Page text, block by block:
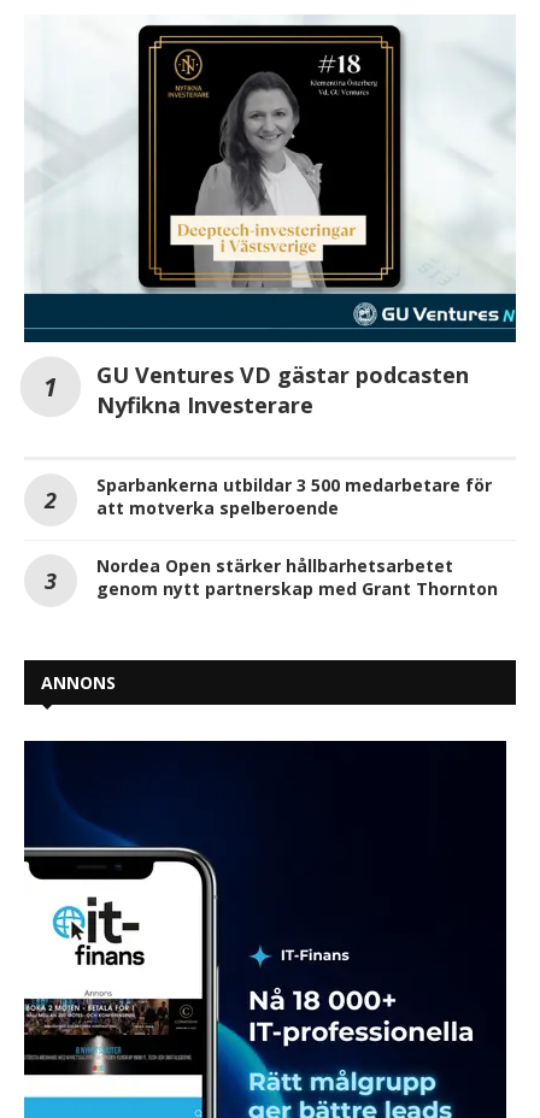
GU Ventures VD gästar podcasten
Nyfikna Investerare
Sparbankerna utbildar 3 500 medarbetare för
att motverka spelberoende
Nordea Open stärker hållbarhetsarbetet
genom nytt partnerskap med Grant Thornton
ANNONS